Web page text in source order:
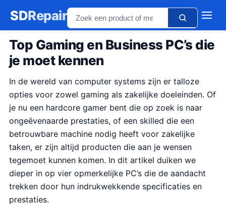
SDRepair
Top Gaming en Business PC’s die
je moet kennen
In de wereld van computer systems zijn er talloze
opties voor zowel gaming als zakelijke doeleinden. Of
je nu een hardcore gamer bent die op zoek is naar
ongeëvenaarde prestaties, of een skilled die een
betrouwbare machine nodig heeft voor zakelijke
taken, er zijn altijd producten die aan je wensen
tegemoet kunnen komen. In dit artikel duiken we
dieper in op vier opmerkelijke PC’s die de aandacht
trekken door hun indrukwekkende specificaties en
prestaties.